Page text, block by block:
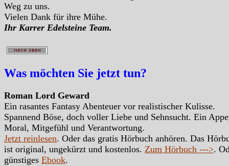
Weg zu uns.
Vielen Dank für ihre Mühe.
Ihr Karrer Edelsteine Team.
Was möchten Sie jetzt tun?
Roman Lord Geward
Ein rasantes Fantasy Abenteuer vor realistischer Kulisse.
Spannend Böse, doch voller Liebe und Sehnsucht. Ein
Moral, Mitgefühl und Verantwortung.
Jetzt reinlesen. Oder das gratis Hörbuch anhören. Das
ist original, ungekürzt und kostenlos. Zum Hörbuch --->.
günstiges Ebook.